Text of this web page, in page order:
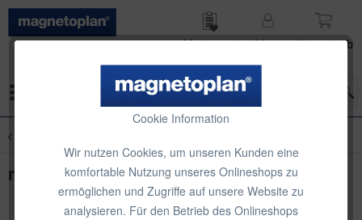
Merk­zettel
Mein
Waren­korb
Cookie Information
Wir nutzen Cookies, um unseren Kunden eine
komfortable Nutzung unseres Onlineshops zu
ermöglichen und Zugriffe auf unsere Website zu
analysieren. Für den Betrieb des Onlineshops
magnetoplan Design-Whiteboard SP